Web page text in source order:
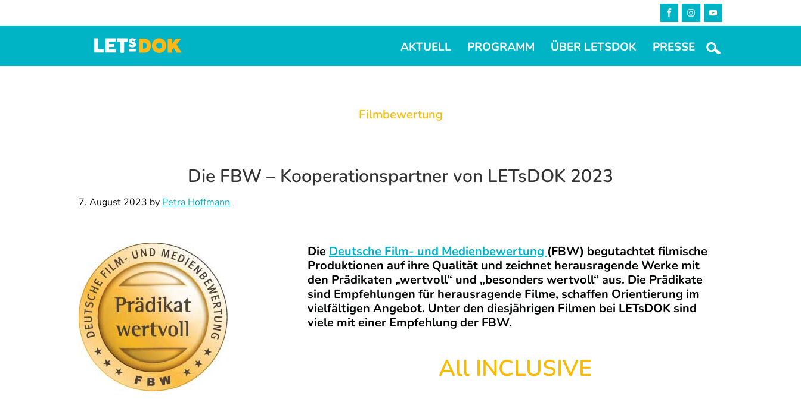
Hauptnavigation
to
Fußzeile
LETsDOK
Bundesweite
AKTUELL PROGRAMM ÜBER LETSDOK PRESSE
Filmbewertung
Die FBW – Kooperationspartner von LETsDOK 2023
7. August 2023 by Petra Hoffmann
Die Deutsche Film- und Medienbewertung (FBW) begutachtet filmische
Produktionen auf ihre Qualität und zeichnet herausragende Werke mit
den Prädikaten „wertvoll“ und „besonders wertvoll“ aus. Die Prädikate
sind Empfehlungen für herausragende Filme, schaffen Orientierung im
vielfältigen Angebot. Unter den diesjährigen Filmen bei LETsDOK sind
viele mit einer Empfehlung der FBW.
All INCLUSIVE